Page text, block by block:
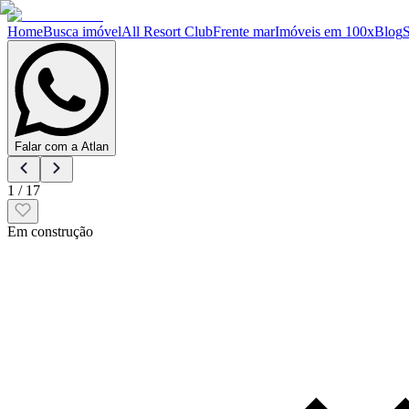
HomeBusca imóvelAll Resort ClubFrente marImóveis em 100xBlog
Falar com a Atlan
1 / 17
Em construção